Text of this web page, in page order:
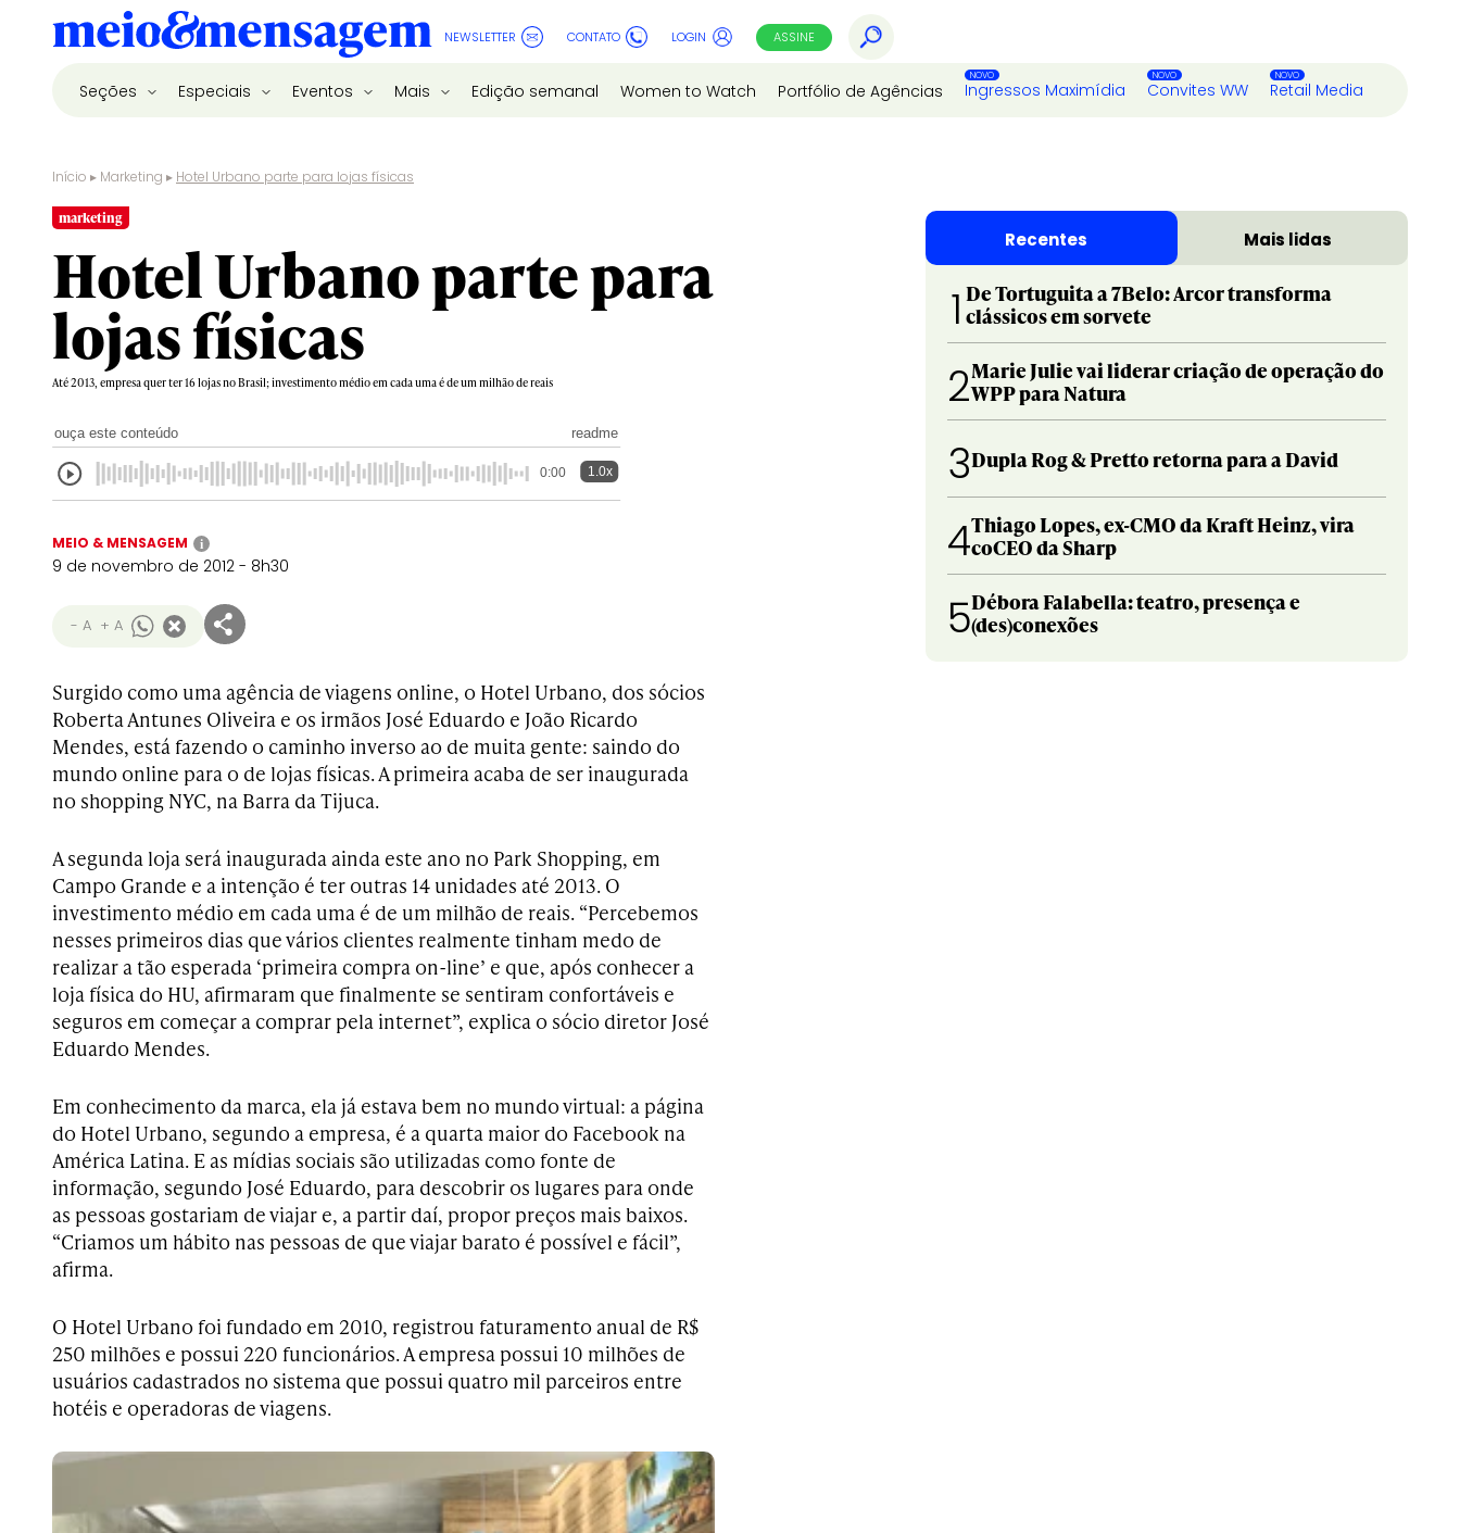
NEWSLETTER CONTATO LOGIN ASSINE
Seções Especiais Eventos Mais Edição semanal Women to Watch Portfólio de Agências Ingressos Maximídia Convites WW Retail Media
Início ▸ Marketing ▸ Hotel Urbano parte para lojas físicas
marketing
Hotel Urbano parte para
lojas físicas
Até 2013, empresa quer ter 16 lojas no Brasil; investimento médio em cada uma é de um milhão de reais
ouça este conteúdo readme
0:00 1.0x
MEIO & MENSAGEM i
9 de novembro de 2012 - 8h30
- A + A
Surgido como uma agência de viagens online, o Hotel Urbano, dos sócios
Roberta Antunes Oliveira e os irmãos José Eduardo e João Ricardo
Mendes, está fazendo o caminho inverso ao de muita gente: saindo do
mundo online para o de lojas físicas. A primeira acaba de ser inaugurada
no shopping NYC, na Barra da Tijuca.
A segunda loja será inaugurada ainda este ano no Park Shopping, em
Campo Grande e a intenção é ter outras 14 unidades até 2013. O
investimento médio em cada uma é de um milhão de reais. “Percebemos
nesses primeiros dias que vários clientes realmente tinham medo de
realizar a tão esperada ‘primeira compra on-line’ e que, após conhecer a
loja física do HU, afirmaram que finalmente se sentiram confortáveis e
seguros em começar a comprar pela internet”, explica o sócio diretor José
Eduardo Mendes.
Em conhecimento da marca, ela já estava bem no mundo virtual: a página
do Hotel Urbano, segundo a empresa, é a quarta maior do Facebook na
América Latina. E as mídias sociais são utilizadas como fonte de
informação, segundo José Eduardo, para descobrir os lugares para onde
as pessoas gostariam de viajar e, a partir daí, propor preços mais baixos.
“Criamos um hábito nas pessoas de que viajar barato é possível e fácil”,
afirma.
O Hotel Urbano foi fundado em 2010, registrou faturamento anual de R$
250 milhões e possui 220 funcionários. A empresa possui 10 milhões de
usuários cadastrados no sistema que possui quatro mil parceiros entre
hotéis e operadoras de viagens.
Recentes Mais lidas
1 De Tortuguita a 7Belo: Arcor transforma
clássicos em sorvete
2Marie Julie vai liderar criação de operação do
WPP para Natura
3Dupla Rog & Pretto retorna para a David
4Thiago Lopes, ex-CMO da Kraft Heinz, vira
coCEO da Sharp
5Débora Falabella: teatro, presença e
(des)conexões